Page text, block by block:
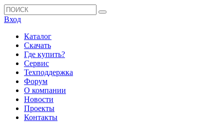
Вход
Каталог
Скачать
Где купить?
Сервис
Техподдержка
Форум
О компании
Новости
Проекты
Контакты